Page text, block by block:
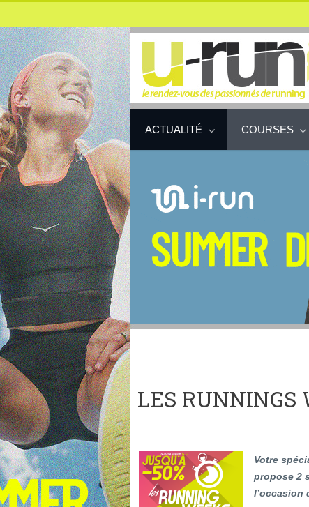
ACTUALITÉ COURSES
LES RUNNINGS
Votre
propose 2
l’occasion